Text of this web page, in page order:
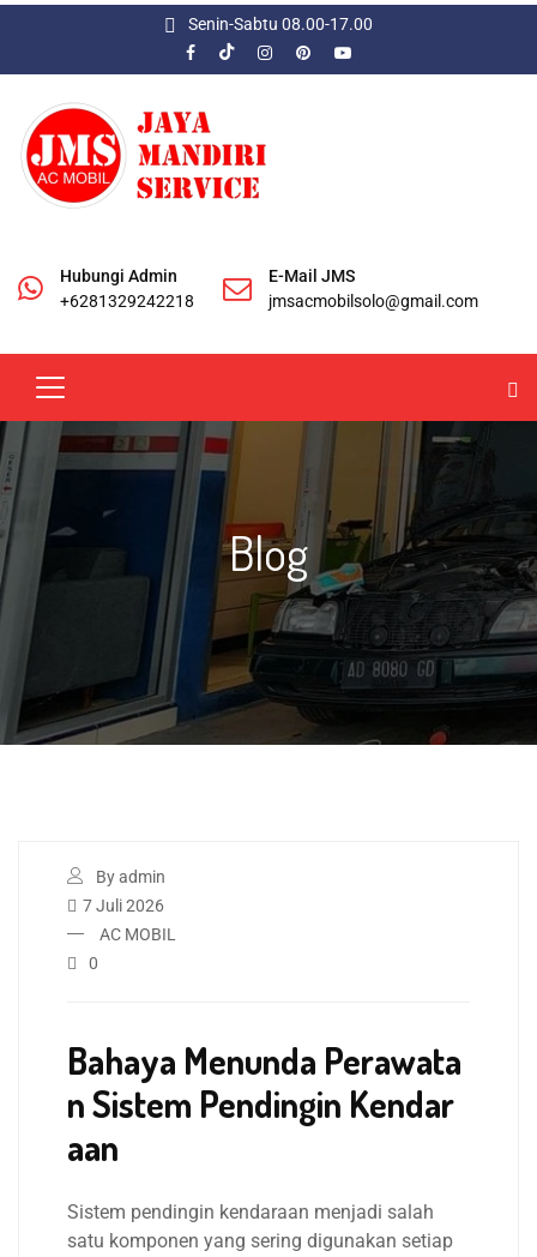
Senin-Sabtu 08.00-17.00
Hubungi Admin
+6281329242218
E-Mail JMS
jmsacmobilsolo@gmail.com
Blog
By admin
7 Juli 2026
AC MOBIL
0
Bahaya Menunda Perawata
n Sistem Pendingin Kendar
aan
Sistem pendingin kendaraan menjadi salah
satu komponen yang sering digunakan setiap